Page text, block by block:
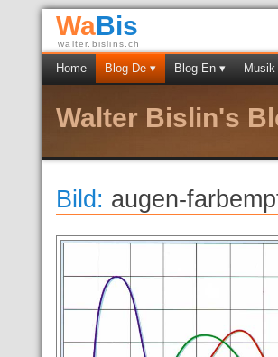
WaBis
walter.bislins.ch
Home Blog-De ▾ Blog-En ▾ Musik
Walter Bislin's
Bild: augen-